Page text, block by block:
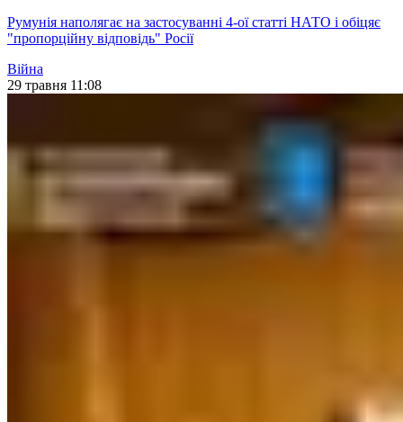
Румунія наполягає на застосуванні 4-ої статті НАТО і обіцяє
"пропорційну відповідь" Росії
Війна
29 травня 11:08